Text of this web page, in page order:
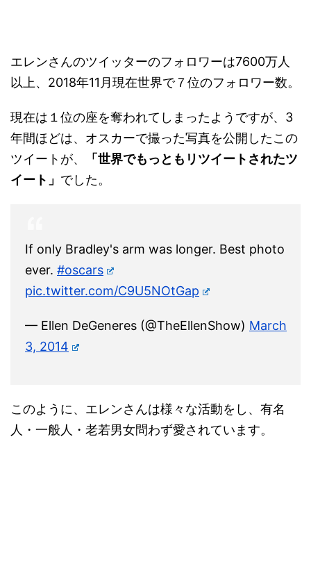
エレンさんのツイッターのフォロワーは7600万人
以上、2018年11月現在世界で７位のフォロワー数。
現在は１位の座を奪われてしまったようですが、3
年間ほどは、オスカーで撮った写真を公開したこの
ツイートが、
「世界でもっともリツイートされたツ
イート」 でした。
If only Bradley's arm was longer. Best photo
ever. #oscars
pic.twitter.com/C9U5NOtGap
— Ellen DeGeneres (@TheEllenShow) March
3, 2014
このように、エレンさんは様々な活動をし、有名
人・一般人・老若男女問わず愛されています。